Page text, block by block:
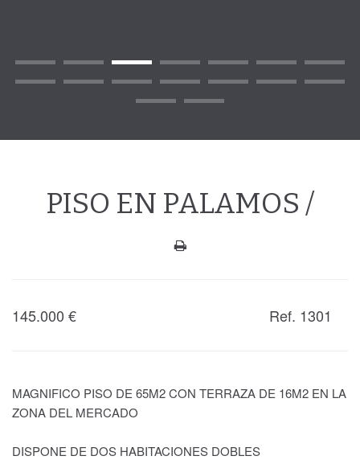
PISO EN PALAMOS /
145.000 € Ref. 1301
MAGNIFICO PISO DE 65M2 CON TERRAZA DE 16M2 EN LA
ZONA DEL MERCADO
DISPONE DE DOS HABITACIONES DOBLES